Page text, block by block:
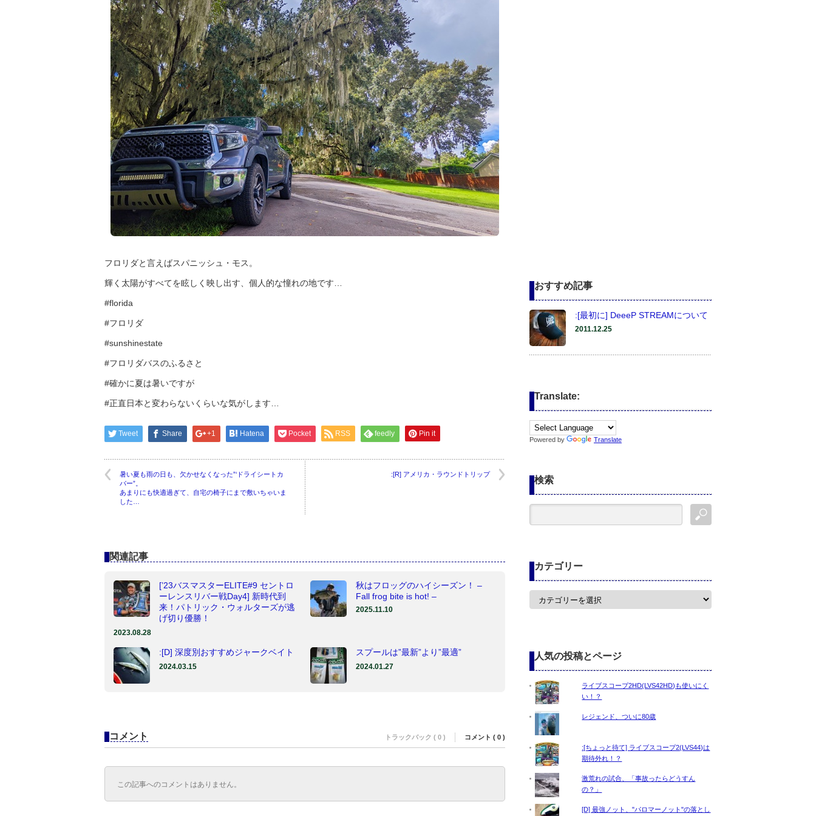
フロリダと言えばスパニッシュ・モス。
輝く太陽がすべてを眩しく映し出す、個人的な憧れの地です…
#florida
#フロリダ
#sunshinestate
#フロリダバスのふるさと
#確かに夏は暑いですが
#正直日本と変わらないくらいな気がします…
Tweet Share +1 Hatena Pocket RSS feedly Pin it
暑い夏も雨の日も、欠かせなくなった”‘ドライシートカ
バー”。
あまりにも快適過ぎて、自宅の椅子にまで敷いちゃいま
した…
:[R] アメリカ・ラウンドトリップ
関連記事
[’23バスマスターELITE#9 セントロ
ーレンスリバー戦Day4] 新時代到
来！パトリック・ウォルターズが逃
げ切り優勝！
2023.08.28
秋はフロッグのハイシーズン！ –
Fall frog bite is hot! –
2025.11.10
:[D] 深度別おすすめジャークベイト
2024.03.15
スプールは”最新”より”最適”
2024.01.27
コメント トラックバック ( 0 ) コメント ( 0 )
この記事へのコメントはありません。
おすすめ記事
:[最初に] DeeeP STREAMについて
2011.12.25
Translate:
Powered by Translate
検索
カテゴリー
カ
人気の投稿とページ
ライブスコープ2HD(LVS42HD)も使いにく
い！？
レジェンド、ついに80歳
:[ちょっと待て] ライブスコープ2(LVS44)は
期待外れ！？
激荒れの試合、「事故ったらどうすん
の？」
[D] 最強ノット、"パロマーノット"の落とし